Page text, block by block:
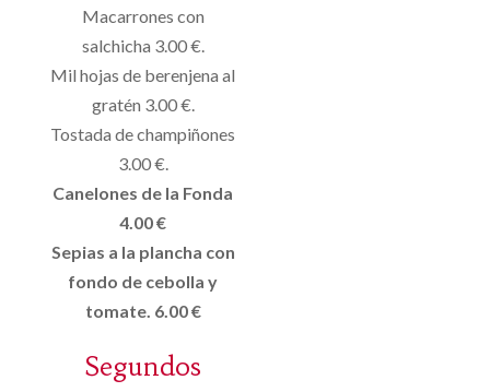
Macarrones con
salchicha 3.00 €.
Mil hojas de berenjena al
gratén 3.00 €.
Tostada de champiñones
3.00 €.
Canelones de la Fonda
4.00 €
Sepias a la plancha con
fondo de cebolla y
tomate. 6.00 €
Segundos